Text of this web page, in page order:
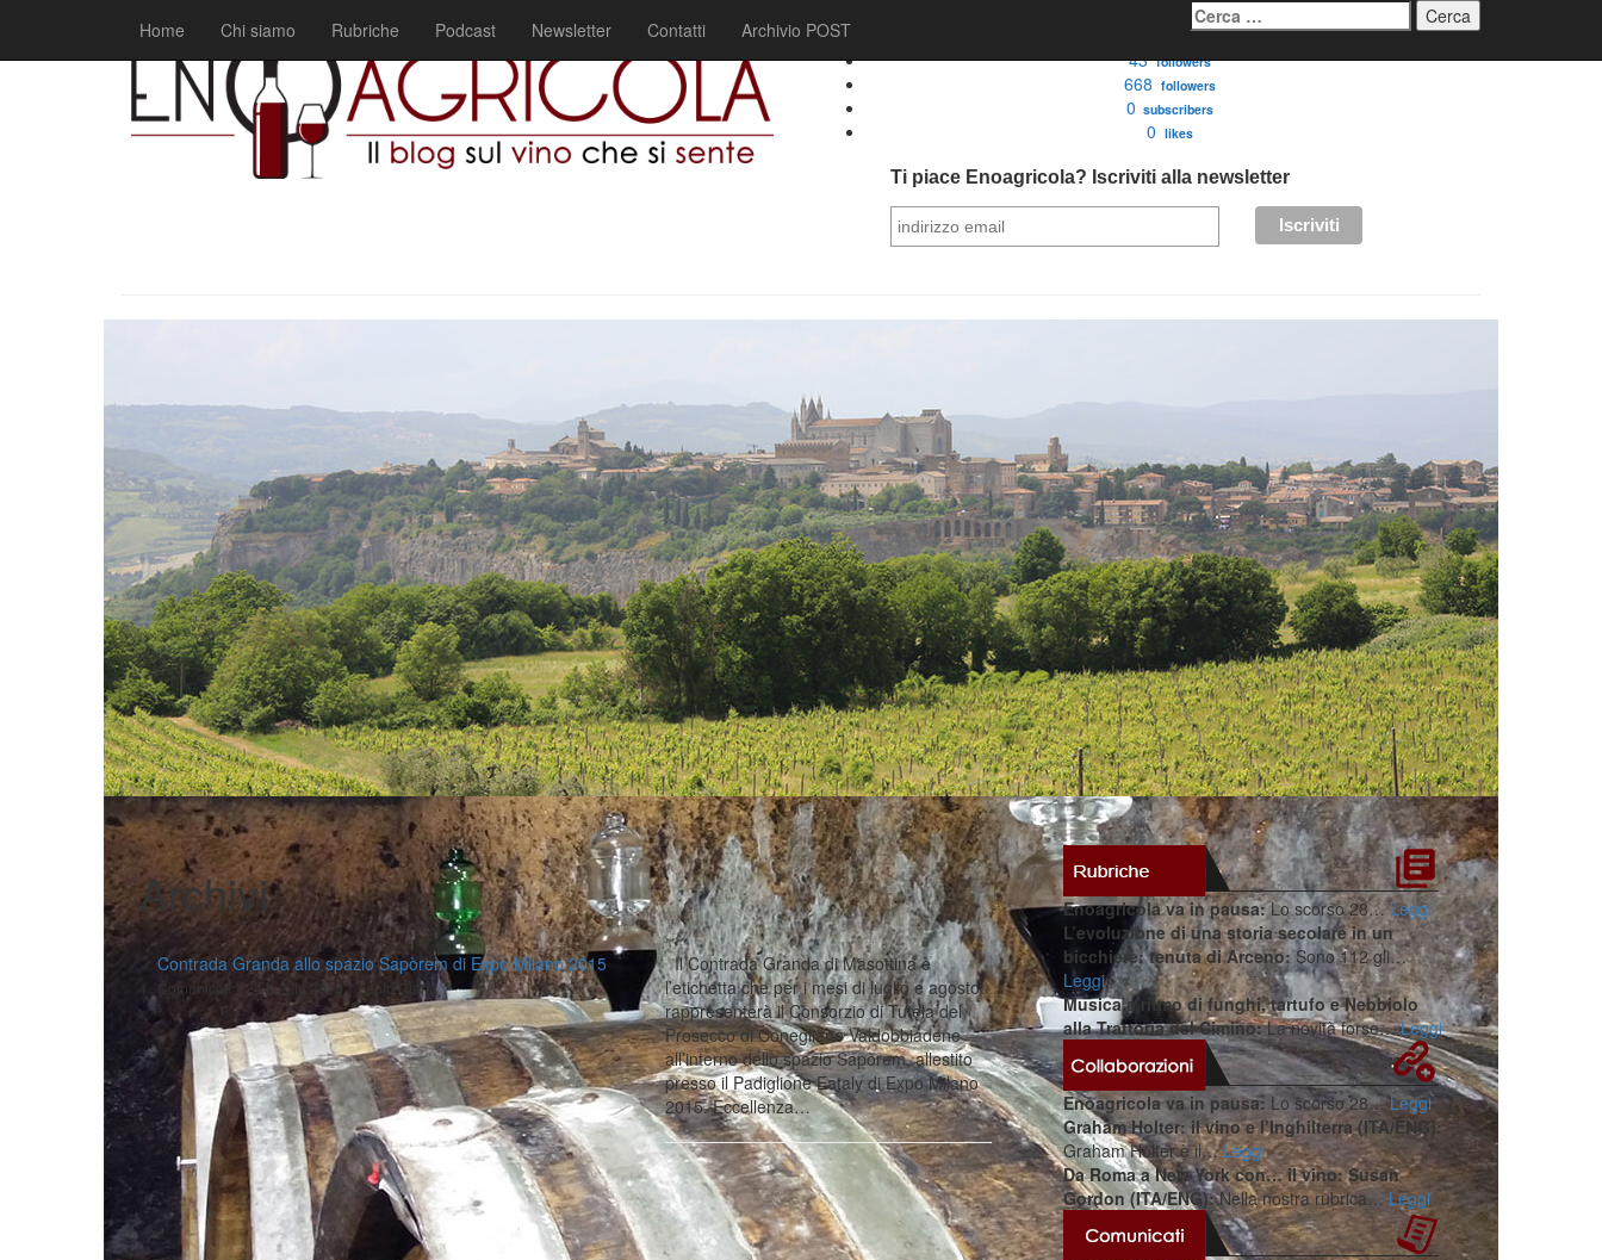
Home Chi siamo Rubriche Podcast Newsletter Contatti Archivio POST
Ricerca
per:
43 followers
668 followers
0 subscribers
0 likes
Ti piace Enoagricola? Iscriviti alla newsletter
Archivi
Contrada Granda allo spazio Sapòrem di Expo Milano 2015
Comunicati 24 Luglio 2015 |Fabio Ciarla
Il Contrada Granda di Masottina è
l’etichetta che per i mesi di luglio e agosto
rappresenterà il Consorzio di Tutela del
Prosecco di Conegliano Valdobbiadene
all’interno dello spazio Sapòrem, allestito
presso il Padiglione Eataly di Expo Milano
2015. Eccellenza…
Enoagricola va in pausa:Lo scorso 28…Leggi
L’evoluzione di una storia secolare in un
bicchiere: tenuta di Arceno:Sono 112 gli…
Leggi
Musica a ritmo di funghi, tartufo e Nebbiolo
alla Trattoria del Cimino:La novità forse…Leggi
Enoagricola va in pausa: Lo scorso 28…Leggi
Graham Holter: il vino e l’Inghilterra (ITA/ENG):
Graham Holter è il…Leggi
Da Roma a New York con… il vino: Susan
Gordon (ITA/ENG):Nella nostra rubrica…Leggi